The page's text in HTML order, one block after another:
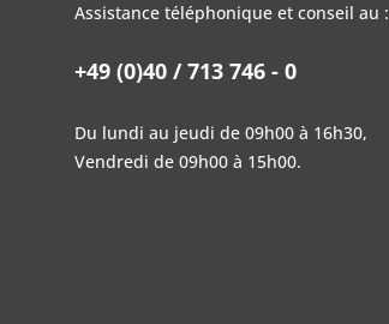
Assistance téléphonique et conseil au :
+49 (0)40 / 713 746 - 0
Du lundi au jeudi de 09h00 à 16h30,
Vendredi de 09h00 à 15h00.